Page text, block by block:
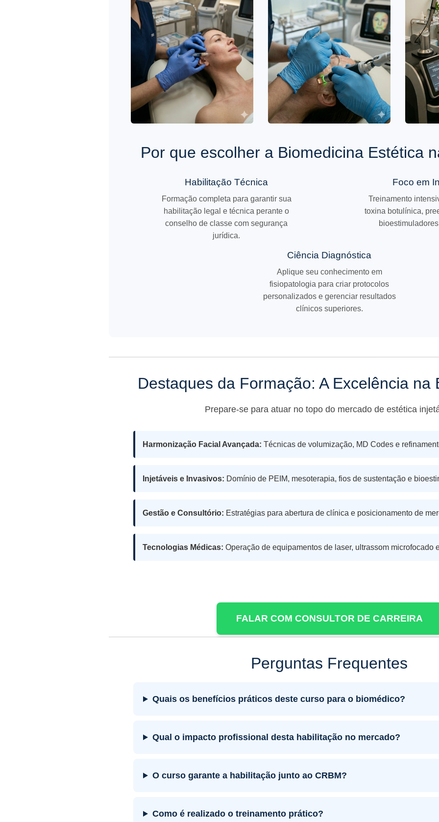
Por que escolher a Biomedicina Estética
Habilitação Técnica
Formação completa para garantir sua
habilitação legal e técnica perante o
conselho de classe com segurança
jurídica.
Foco em
Treinamento
toxina botulínica,
Ciência Diagnóstica
Aplique seu conhecimento em
fisiopatologia para criar protocolos
personalizados e gerenciar resultados
clínicos superiores.
Destaques da Formação: A Excelência na
Prepare-se para atuar no topo do mercado de estética
Harmonização Facial Avançada: Técnicas de volumização, MD Codes e
Injetáveis e Invasivos: Domínio de PEIM, mesoterapia, fios de sustentação e
Gestão e Consultório: Estratégias para abertura de clínica e posicionamento de
Tecnologias Médicas: Operação de equipamentos de laser, ultrassom microfocado
FALAR COM CONSULTOR DE CARREIRA
Perguntas Frequentes
Quais os benefícios práticos deste curso para o biomédico?
Qual o impacto profissional desta habilitação no mercado?
O curso garante a habilitação junto ao CRBM?
Como é realizado o treinamento prático?